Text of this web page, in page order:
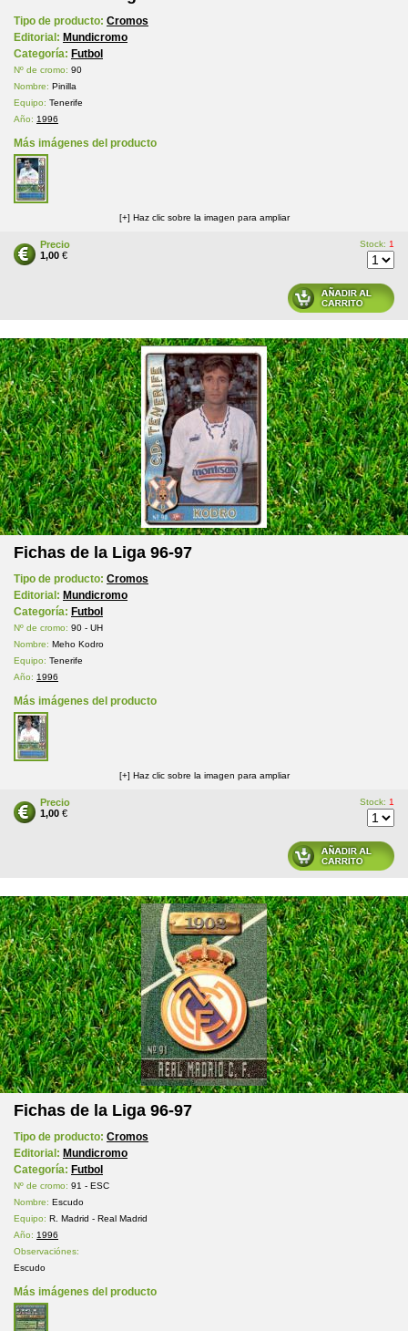
Tipo de producto: Cromos
Editorial: Mundicromo
Categoría: Futbol
Nº de cromo: 90
Nombre: Pinilla
Equipo: Tenerife
Año: 1996
Más imágenes del producto
[+] Haz clic sobre la imagen para ampliar
Precio
1,00 €
Stock: 1
Fichas de la Liga 96-97
Tipo de producto: Cromos
Editorial: Mundicromo
Categoría: Futbol
Nº de cromo: 90 - UH
Nombre: Meho Kodro
Equipo: Tenerife
Año: 1996
Más imágenes del producto
[+] Haz clic sobre la imagen para ampliar
Precio
1,00 €
Stock: 1
Fichas de la Liga 96-97
Tipo de producto: Cromos
Editorial: Mundicromo
Categoría: Futbol
Nº de cromo: 91 - ESC
Nombre: Escudo
Equipo: R. Madrid - Real Madrid
Año: 1996
Observaciónes:
Escudo
Más imágenes del producto